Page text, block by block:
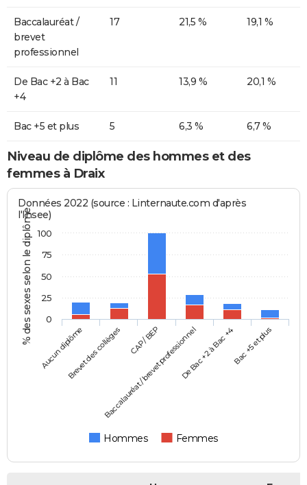
Baccalauréat /
brevet
professionnel
17 21,5 % 19,1 %
De Bac +2 à Bac
+4
11 13,9 % 20,1 %
Bac +5 et plus 5 6,3 % 6,7 %
Niveau de diplôme des hommes et des
femmes à Draix
% des sexes selon le diplôme
Données 2022 (source : Linternaute.com d'après
l'Insee)
Hommes Femmes
Aucun diplômeBrevet des collèges CAP / BEP
Baccalauréat / brevet professionnelDe Bac +2 à Bac +4Bac +5 et plus
0
25
50
75
100